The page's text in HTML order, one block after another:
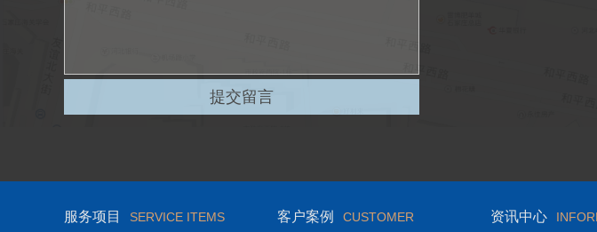
服务项目 SERVICE ITEMS 客户案例 CUSTOMER 资讯中心